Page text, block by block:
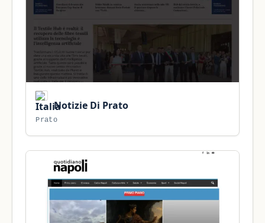
Notizie Di Prato
Prato